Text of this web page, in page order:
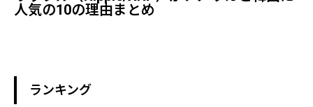
人気の10の理由まとめ
ランキング